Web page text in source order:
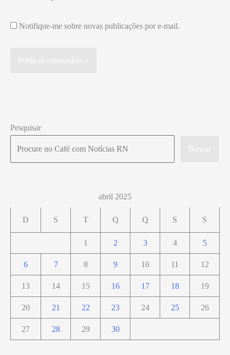
Notifique-me sobre novas publicações por e-mail.
Pesquisar
Buscar
abril 2025
D S T Q Q S S
1 2 3 4 5
6 7 8 9 10 11 12
13 14 15 16 17 18 19
20 21 22 23 24 25 26
27 28 29 30